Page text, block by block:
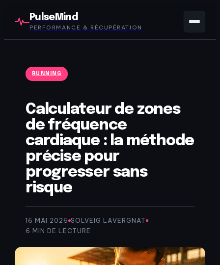
PulseMind
PERFORMANCE & RÉCUPÉRATION
RUNNING
Calculateur de zones
de fréquence
cardiaque : la méthode
précise pour
progresser sans
risque
16 MAI 2026·SOLVEIG LAVERGNAT·
6 MIN DE LECTURE